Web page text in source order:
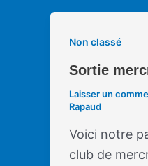
Non classé
Sortie
Laisser un
Rapaud
Voici notre
club de